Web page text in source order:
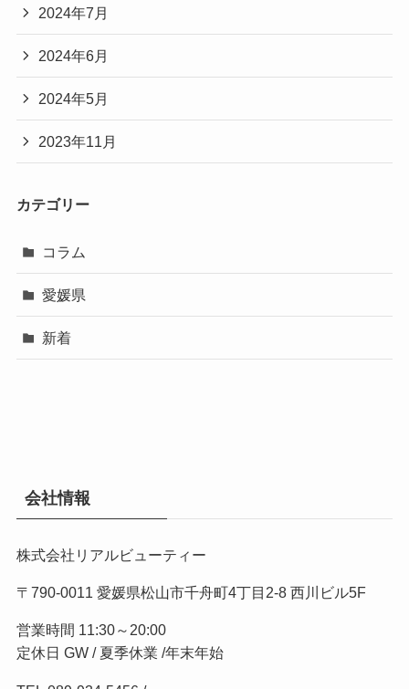
2024年7月
2024年6月
2024年5月
2023年11月
カテゴリー
コラム
愛媛県
新着
会社情報
株式会社リアルビューティー
〒790-0011 愛媛県松山市千舟町4丁目2-8 西川ビル5F
営業時間 11:30～20:00
定休日 GW / 夏季休業 /年末年始